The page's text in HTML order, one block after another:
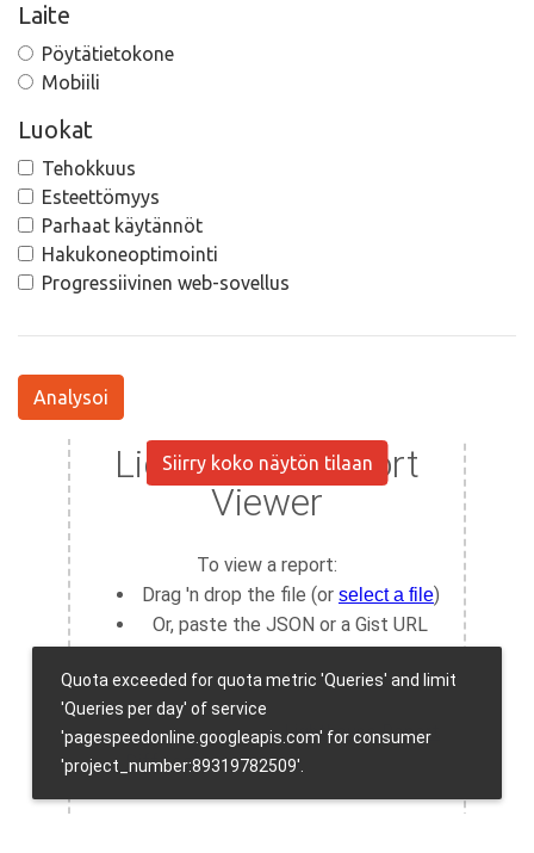
Laite
Pöytätietokone
Mobiili
Luokat
Tehokkuus
Esteettömyys
Parhaat käytännöt
Hakukoneoptimointi
Progressiivinen web-sovellus
Analysoi
Siirry koko näytön tilaan